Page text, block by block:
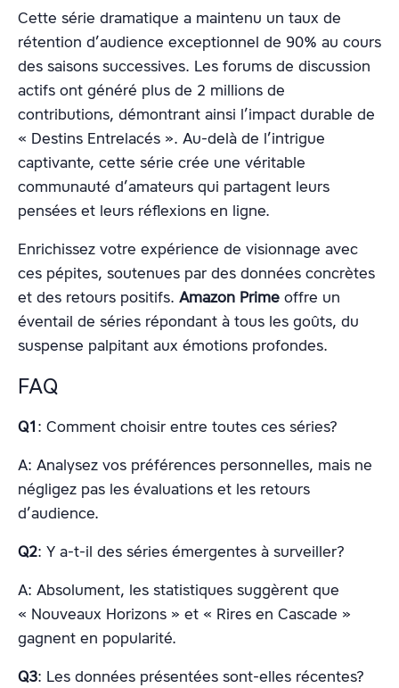
Cette série dramatique a maintenu un taux de
rétention d’audience exceptionnel de 90% au cours
des saisons successives. Les forums de discussion
actifs ont généré plus de 2 millions de
contributions, démontrant ainsi l’impact durable de
« Destins Entrelacés ». Au-delà de l’intrigue
captivante, cette série crée une véritable
communauté d’amateurs qui partagent leurs
pensées et leurs réflexions en ligne.
Enrichissez votre expérience de visionnage avec
ces pépites, soutenues par des données concrètes
et des retours positifs. Amazon Prime offre un
éventail de séries répondant à tous les goûts, du
suspense palpitant aux émotions profondes.
FAQ
Q1: Comment choisir entre toutes ces séries?
A: Analysez vos préférences personnelles, mais ne
négligez pas les évaluations et les retours
d’audience.
Q2: Y a-t-il des séries émergentes à surveiller?
A: Absolument, les statistiques suggèrent que
« Nouveaux Horizons » et « Rires en Cascade »
gagnent en popularité.
Q3: Les données présentées sont-elles récentes?